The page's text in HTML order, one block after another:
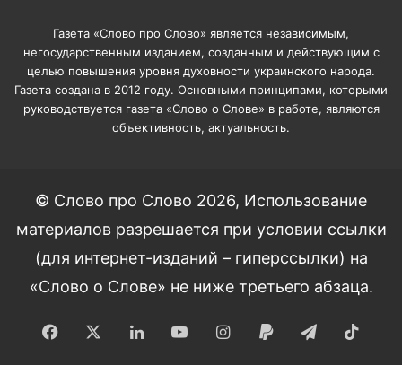
Газета «Слово про Слово» является независимым,
негосударственным изданием, созданным и действующим с
целью повышения уровня духовности украинского народа.
Газета создана в 2012 году. Основными принципами, которыми
руководствуется газета «Слово о Слове» в работе, являются
объективность, актуальность.
© Слово про Слово 2026, Использование
материалов разрешается при условии ссылки
(для интернет-изданий – гиперссылки) на
«Слово о Слове» не ниже третьего абзаца.
Facebook LinkedInYouTubeInstagram
Paypal Telegram